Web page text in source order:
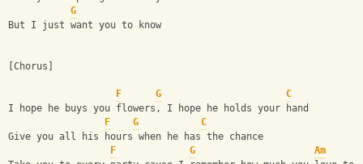
G
But I just want you to know
[Chorus]
F G
C
I hope he buys you flowers, I hope he holds your hand
F
G
C
Give you all his hours when he has the chance
F
G
Am